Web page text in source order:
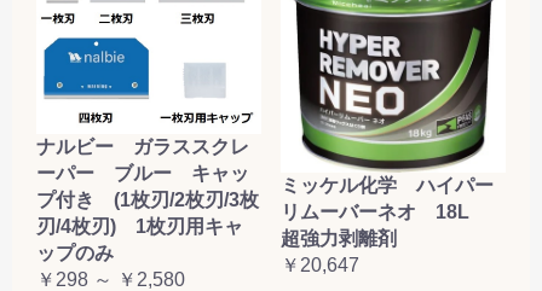
ナルビー ガラススクレ
ーパー ブルー キャッ
プ付き (1枚刃/2枚刃/3枚
刃/4枚刃) 1枚刃用キャ
ップのみ
￥298 ～ ￥2,580
ミッケル化学 ハイパー
リムーバーネオ 18L
超強力剥離剤
￥20,647